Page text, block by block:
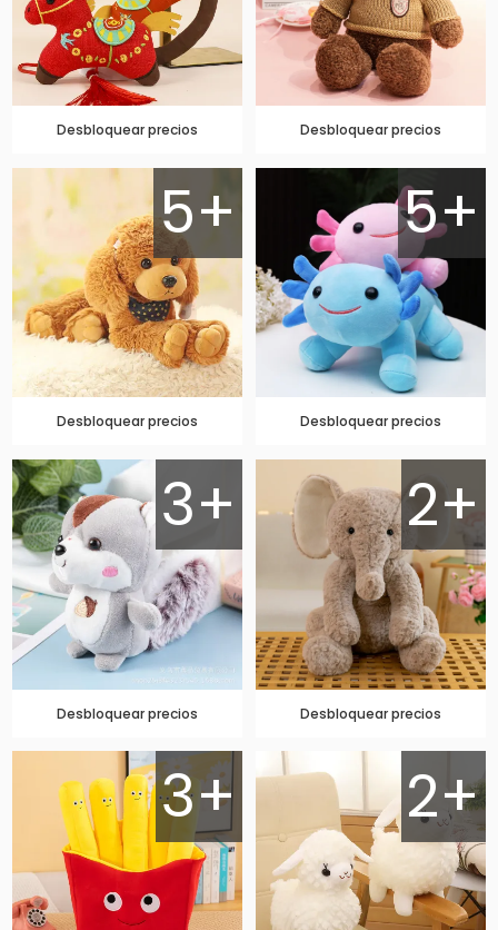
Desbloquear precios Desbloquear precios
5+
Desbloquear precios
5+
Desbloquear precios
3+
Desbloquear precios
2+
Desbloquear precios
3+ 2+